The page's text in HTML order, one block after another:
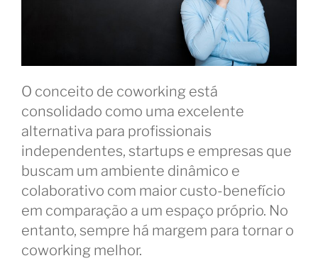
O conceito de coworking está
consolidado como uma excelente
alternativa para profissionais
independentes, startups e empresas que
buscam um ambiente dinâmico e
colaborativo com maior custo-benefício
em comparação a um espaço próprio. No
entanto, sempre há margem para tornar o
coworking melhor.